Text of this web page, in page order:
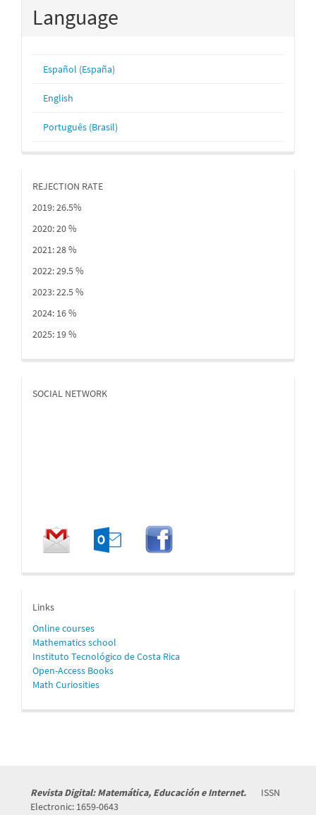
Language
Español (España)
English
Português (Brasil)
REJECTION RATE
2019: 26.5%
2020: 20 %
2021: 28 %
2022: 29.5 %
2023: 22.5 %
2024: 16 %
2025: 19 %
SOCIAL NETWORK
enlaces
Links
Onlinecourses
Mathematics school
Instituto Tecnológico de Costa Rica
Open-Access Books
Math Curiosities
Revista Digital: Matemática, Educación e Internet.
ISSN
Electronic: 1659-0643